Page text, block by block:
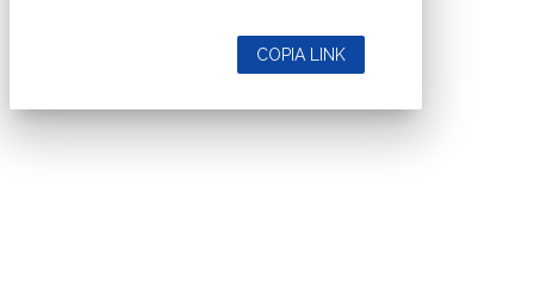
COPIA LINK